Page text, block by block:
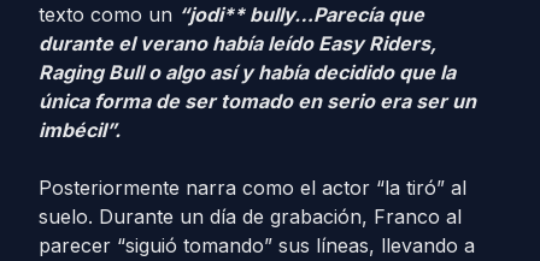
texto como un “jodi** bully…Parecía que
durante el verano había leído Easy Riders,
Raging Bull o algo así y había decidido que la
única forma de ser tomado en serio era ser un
imbécil”.
Posteriormente narra como el actor “la tiró” al
suelo. Durante un día de grabación, Franco al
parecer “siguió tomando” sus líneas, llevando a